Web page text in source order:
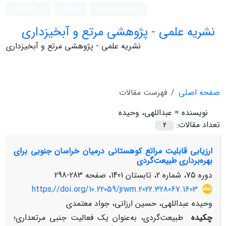
نشریه علمی - پژوهشی مرتع و آبخیزداری
نشریه علمی - پژوهشی مرتع و آبخیزداری
صفحه اصلی
فهرست مقالات
نویسنده = عبداللهی، وحیده
تعداد مقالات:
2
ارزیابی قابلیت مراتع کوهستانی درمیان خراسان جنوبی برای
بهره‌‌برداری طبیعت‌‌گردی
دوره 75، شماره 2، تابستان 1401، صفحه
283-298
https://doi.org/10.22059/jrwm.2022.328067.1603
وحیده عبداللهی، حسین ارزانی، جواد معتمدی
چکیده
طبیعت‌‌گردی، به‌‌عنوان یک فعالیت جنبی مرتعداری؛